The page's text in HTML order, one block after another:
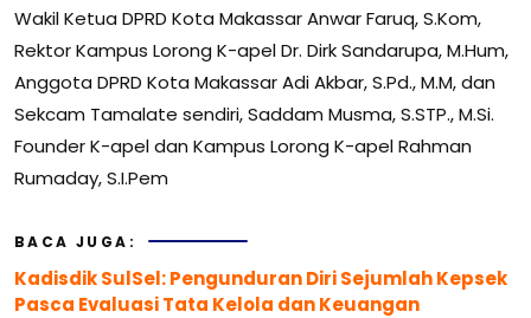
Wakil Ketua DPRD Kota Makassar Anwar Faruq, S.Kom,
Rektor Kampus Lorong K-apel Dr. Dirk Sandarupa, M.Hum,
Anggota DPRD Kota Makassar Adi Akbar, S.Pd., M.M, dan
Sekcam Tamalate sendiri, Saddam Musma, S.STP., M.Si.
Founder K-apel dan Kampus Lorong K-apel Rahman
Rumaday, S.I.Pem
BACA JUGA:
Kadisdik SulSel: Pengunduran Diri Sejumlah Kepsek
Pasca Evaluasi Tata Kelola dan Keuangan